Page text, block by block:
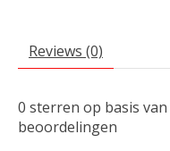
Reviews (0)
0 sterren op basis van
beoordelingen